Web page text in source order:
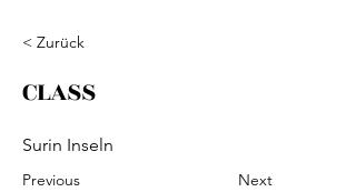
< Zurück
CLASS
Surin Inseln
Previous Next